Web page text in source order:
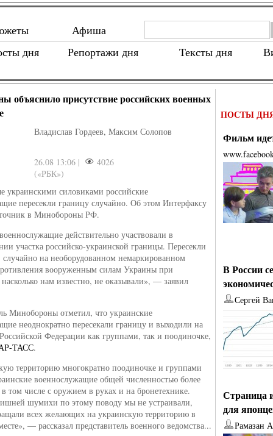
Афиша
дня
Репортажи дня Тексты дня
объяснило присутствие российских военных
Владислав Гордеев, Максим Солопов
26.08 13:06 |
4026
(«РБК»)
украинскими силовиками российские
пересекли границу случайно. Об этом Интерфаксу
в Минобороны РФ.
действительно участвовали в
участка российско-украинской границы. Пересекли
случайно на необорудованном немаркированном
вооруженным силам Украины при
нам известно, не оказывали», — заявил
Минобороны отметил, что украинские
неоднократно пересекали границу и выходили на
Федерации как группами, так и поодиночке,
ТАСС.
территорию многократно поодиночке и группами
военнослужащие общей численностью более
в том числе с оружием в руках и на бронетехнике.
шумихи по этому поводу мы не устраивали,
всех желающих на украинскую территорию в
— рассказал представитель военного ведомства...
ПОСТЫ
Фильм
В России
Сергей
Страница
для
Рамазан